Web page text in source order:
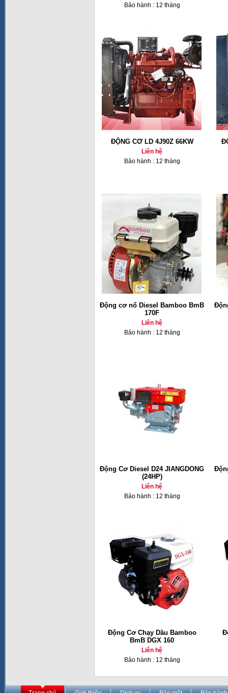
Bảo hành : 12 tháng
ĐỘNG CƠ LD 4J90Z 66KW
Liên hệ
Bảo hành : 12 tháng
Động cơ nổ Diesel Bamboo BmB
170F
Liên hệ
Bảo hành : 12 tháng
Động Cơ Diesel D24 JIANGDONG
(24HP)
Liên hệ
Bảo hành : 12 tháng
Động Cơ Chạy Dầu Bamboo
BmB DGX 160
Liên hệ
Bảo hành : 12 tháng